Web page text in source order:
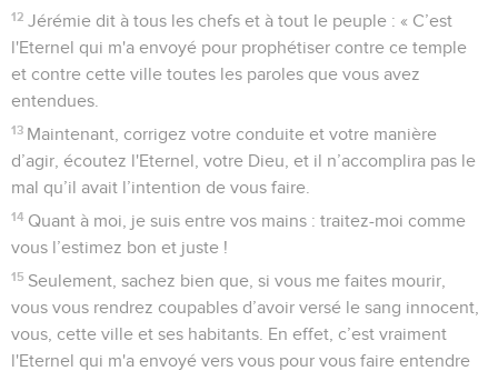
12 Jérémie dit à tous les chefs et à tout le peuple : « C’est
l'Eternel qui m'a envoyé pour prophétiser contre ce temple
et contre cette ville toutes les paroles que vous avez
entendues.
13 Maintenant, corrigez votre conduite et votre manière
d’agir, écoutez l'Eternel, votre Dieu, et il n’accomplira pas le
mal qu’il avait l’intention de vous faire.
14 Quant à moi, je suis entre vos mains : traitez-moi comme
vous l’estimez bon et juste !
15 Seulement, sachez bien que, si vous me faites mourir,
vous vous rendrez coupables d’avoir versé le sang innocent,
vous, cette ville et ses habitants. En effet, c’est vraiment
l'Eternel qui m'a envoyé vers vous pour vous faire entendre